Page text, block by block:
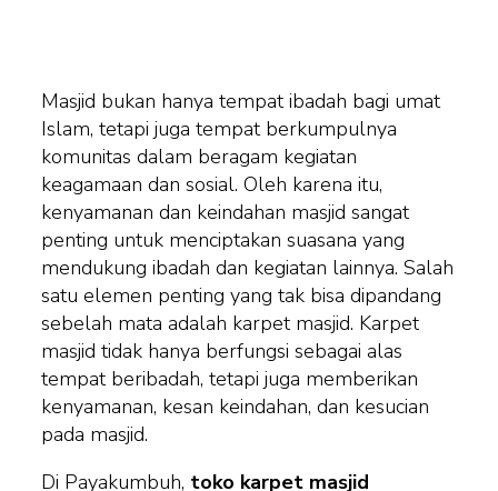
Masjid bukan hanya tempat ibadah bagi umat
Islam, tetapi juga tempat berkumpulnya
komunitas dalam beragam kegiatan
keagamaan dan sosial. Oleh karena itu,
kenyamanan dan keindahan masjid sangat
penting untuk menciptakan suasana yang
mendukung ibadah dan kegiatan lainnya. Salah
satu elemen penting yang tak bisa dipandang
sebelah mata adalah karpet masjid. Karpet
masjid tidak hanya berfungsi sebagai alas
tempat beribadah, tetapi juga memberikan
kenyamanan, kesan keindahan, dan kesucian
pada masjid.
Di Payakumbuh, toko karpet masjid